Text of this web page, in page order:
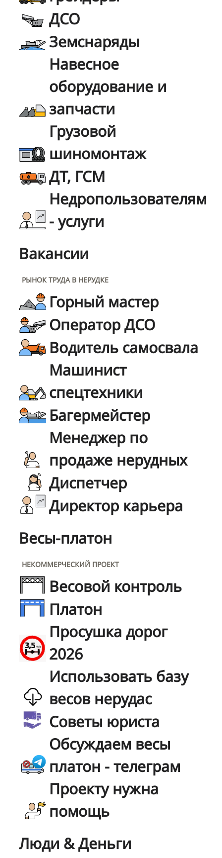
ДСО
Земснаряды
Навесное
оборудование и
запчасти
Грузовой
шиномонтаж
ДТ, ГСМ
Недропользователям
- услуги
Вакансии
РЫНОК ТРУДА В НЕРУДКЕ
Горный мастер
Оператор ДСО
Водитель самосвала
Машинист
спецтехники
Багермейстер
Менеджер по
продаже нерудных
Диспетчер
Директор карьера
Весы-платон
НЕКОММЕРЧЕСКИЙ ПРОЕКТ
Весовой контроль
Платон
Просушка дорог
2026
Использовать базу
весов нерудас
Советы юриста
Обсуждаем весы
платон - телеграм
Проекту нужна
помощь
Люди & Деньги